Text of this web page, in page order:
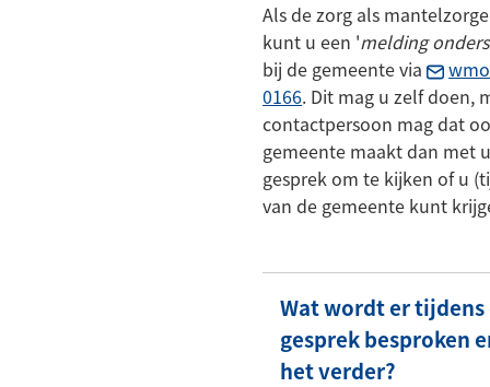
Als de zorg als
kunt u een 'melding
bij de gemeente via
0166(Verwijst
naar
een
telefoonnummer)
. Dit mag u zelf doen,
contactpersoon mag dat
gemeente maakt dan met
gesprek om te kijken of u
van de gemeente kunt
Wat wordt er
gesprek besproken
het verder?